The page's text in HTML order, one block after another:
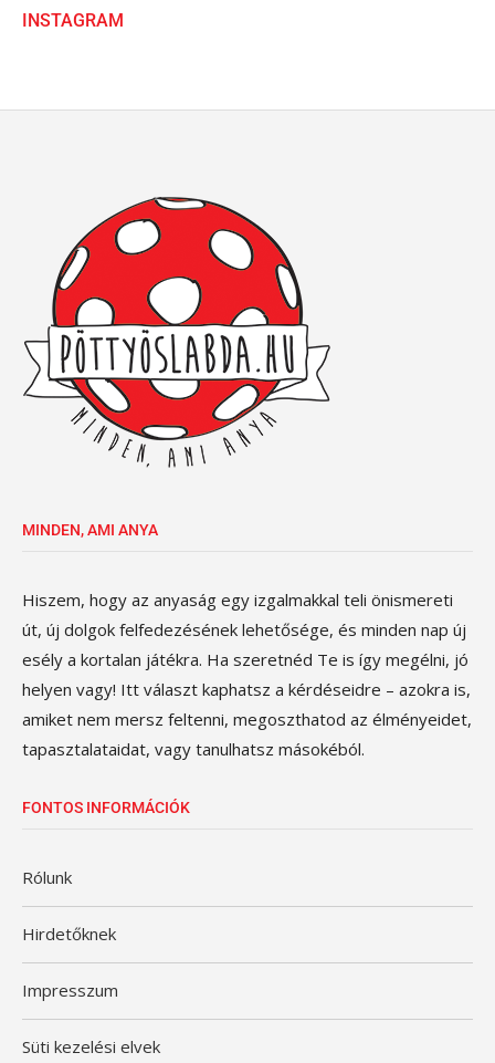
INSTAGRAM
MINDEN, AMI ANYA
Hiszem, hogy az anyaság egy izgalmakkal teli önismereti
út, új dolgok felfedezésének lehetősége, és minden nap új
esély a kortalan játékra. Ha szeretnéd Te is így megélni, jó
helyen vagy! Itt választ kaphatsz a kérdéseidre – azokra is,
amiket nem mersz feltenni, megoszthatod az élményeidet,
tapasztalataidat, vagy tanulhatsz másokéból.
FONTOS INFORMÁCIÓK
Rólunk
Hirdetőknek
Impresszum
Süti kezelési elvek